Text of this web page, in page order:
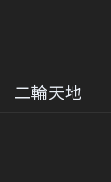
二輪天地